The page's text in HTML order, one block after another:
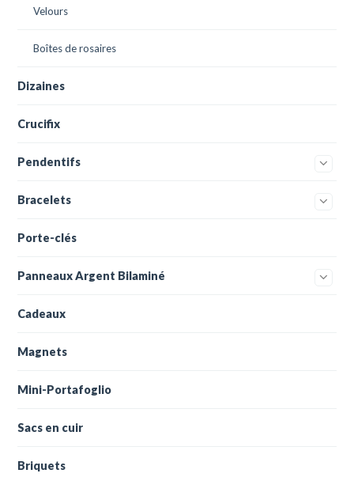
Velours
Boîtes de rosaires
Dizaines
Crucifix
Pendentifs
Bracelets
Porte-clés
Panneaux Argent Bilaminé
Cadeaux
Magnets
Mini-Portafoglio
Sacs en cuir
Briquets